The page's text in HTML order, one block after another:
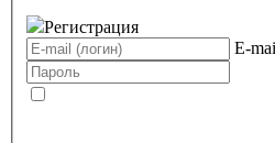
Регистрация
E-